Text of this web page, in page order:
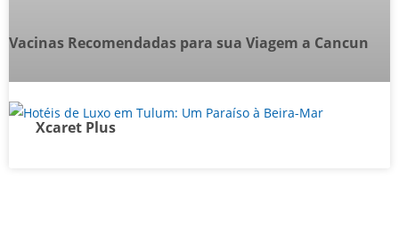
Xcaret Plus
Vacinas Recomendadas para sua Viagem a Cancun